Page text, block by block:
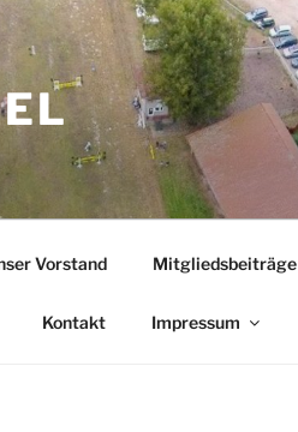
Vorstand Mitgliedsbeiträge
Kontakt Impressum